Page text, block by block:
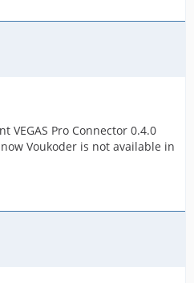
VEGAS Pro Connector 0.4.0
Voukoder is not available in